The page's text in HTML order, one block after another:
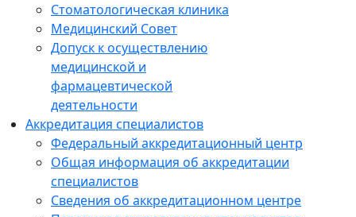
Стоматологическая клиника
Медицинский Совет
Допуск к осуществлению
медицинской и
фармацевтической
деятельности
Аккредитация специалистов
Федеральный аккредитационный центр
Общая информация об аккредитации
специалистов
Сведения об аккредитационном центре